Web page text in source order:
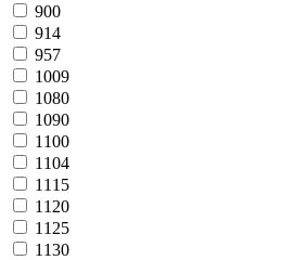
900
914
957
1009
1080
1090
1100
1104
1115
1120
1125
1130